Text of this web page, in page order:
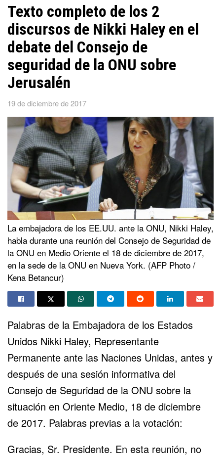
Texto completo de los 2
discursos de Nikki Haley en el
debate del Consejo de
seguridad de la ONU sobre
Jerusalén
19 de diciembre de 2017
La embajadora de los EE.UU. ante la ONU, Nikki Haley,
habla durante una reunión del Consejo de Seguridad de
la ONU en Medio Oriente el 18 de diciembre de 2017,
en la sede de la ONU en Nueva York. (AFP Photo /
Kena Betancur)
Palabras de la Embajadora de los Estados
Unidos Nikki Haley, Representante
Permanente ante las Naciones Unidas, antes y
después de una sesión informativa del
Consejo de Seguridad de la ONU sobre la
situación en Oriente Medio, 18 de diciembre
de 2017. Palabras previas a la votación:
Gracias, Sr. Presidente. En esta reunión, no